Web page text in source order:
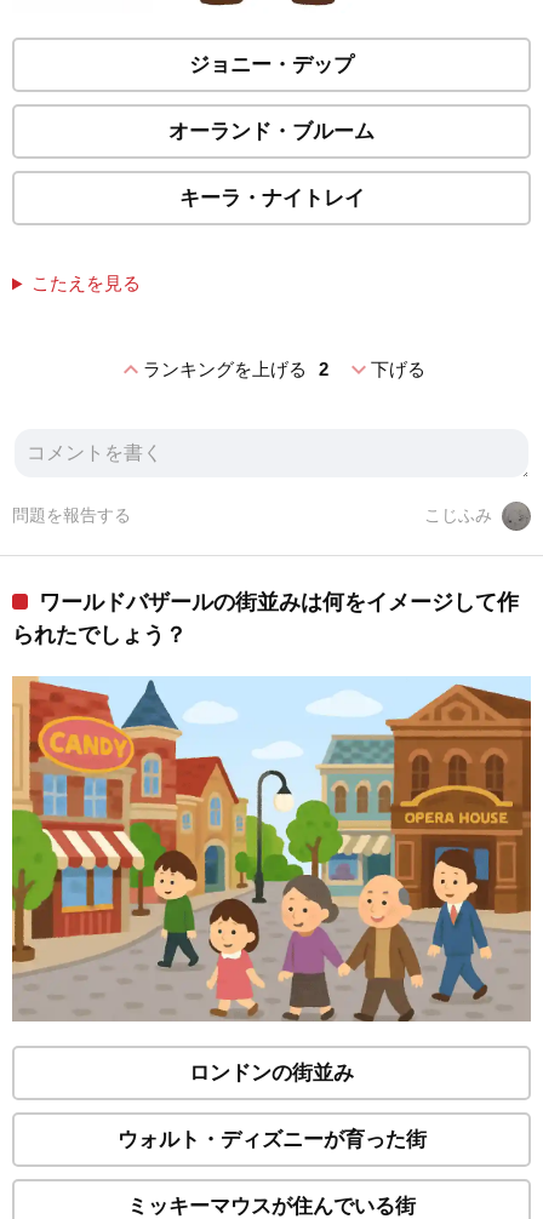
ジョニー・デップ
オーランド・ブルーム
キーラ・ナイトレイ
こたえを見る
expand_lessランキングを上げる 2 expand_more下げる
こじふみ
問題を報告する
ワールドバザールの街並みは何をイメージして作
られたでしょう？
ロンドンの街並み
ウォルト・ディズニーが育った街
ミッキーマウスが住んでいる街